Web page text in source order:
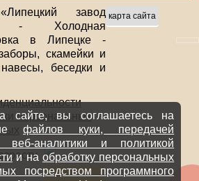
завод
- Холодная
в Липецке -
скамейки и
беседки и
персональных
карта сайта
сайте, вы соглашаетесь на
файлов куки, передачей
аналитики и политикой
и на обработку персональных
посредством программного